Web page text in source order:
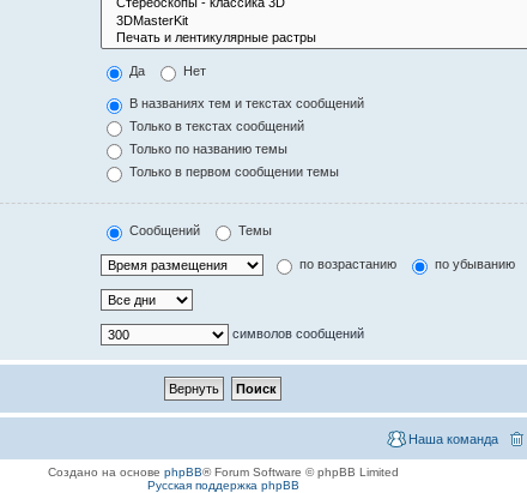
Да Нет
В названиях тем и текстах сообщений
Только в текстах сообщений
Только по названию темы
Только в первом сообщении темы
Сообщений Темы
по возрастанию по убыванию
символов сообщений
Наша команда
Создано на основе phpBB® Forum Software © phpBB Limited
Русская поддержка phpBB